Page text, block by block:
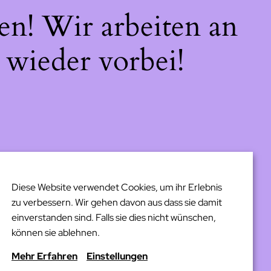
Wir arbeiten an
vorbei!
Diese Website verwendet Cookies, um ihr Erlebnis
zu verbessern. Wir gehen davon aus dass sie damit
einverstanden sind. Falls sie dies nicht wünschen,
können sie ablehnen.
Mehr Erfahren
Einstellungen